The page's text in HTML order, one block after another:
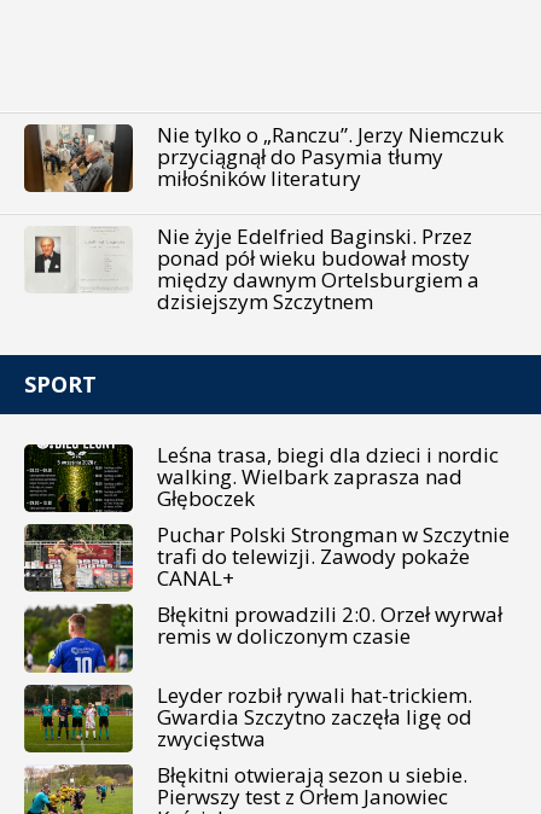
Nie tylko o „Ranczu”. Jerzy Niemczuk
przyciągnął do Pasymia tłumy
miłośników literatury
Nie żyje Edelfried Baginski. Przez
ponad pół wieku budował mosty
między dawnym Ortelsburgiem a
dzisiejszym Szczytnem
SPORT
Leśna trasa, biegi dla dzieci i nordic
walking. Wielbark zaprasza nad
Głęboczek
Puchar Polski Strongman w Szczytnie
trafi do telewizji. Zawody pokaże
CANAL+
Błękitni prowadzili 2:0. Orzeł wyrwał
remis w doliczonym czasie
Leyder rozbił rywali hat-trickiem.
Gwardia Szczytno zaczęła ligę od
zwycięstwa
Błękitni otwierają sezon u siebie.
Pierwszy test z Orłem Janowiec